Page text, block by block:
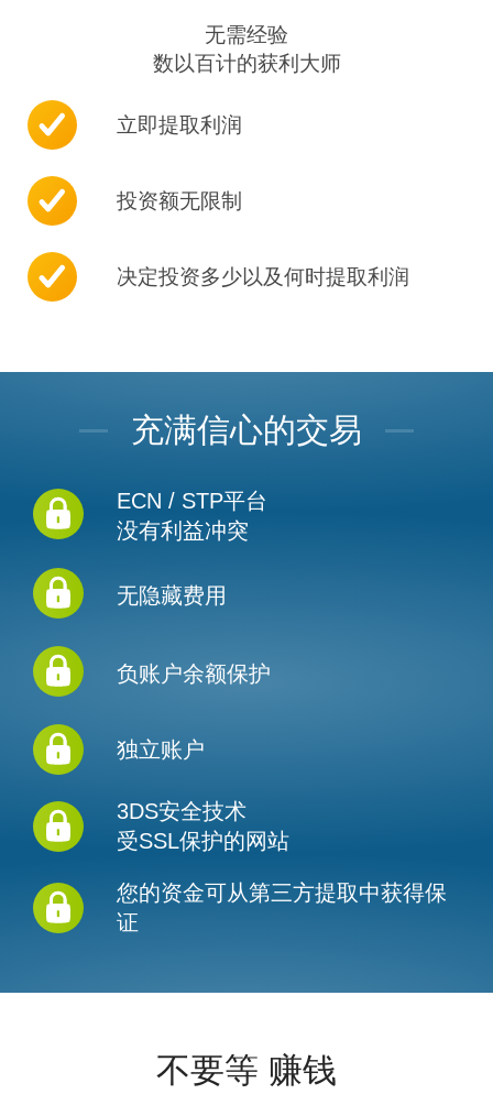
无需经验
数以百计的获利大师
立即提取利润
投资额无限制
决定投资多少以及何时提取利润
充满信心的交易
ECN / STP平台
没有利益冲突
无隐藏费用
负账户余额保护
独立账户
3DS安全技术
受SSL保护的网站
您的资金可从第三方提取中获得保
证
不要等 赚钱